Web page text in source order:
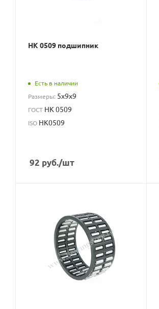
HK 0509 подшипник
Есть в наличии
Размеры: 5x9x9
ГОСТ HK 0509
ISO HK0509
92 руб./шт